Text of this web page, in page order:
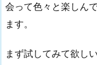
会って色々と楽しん
ます。
まず試してみて欲し